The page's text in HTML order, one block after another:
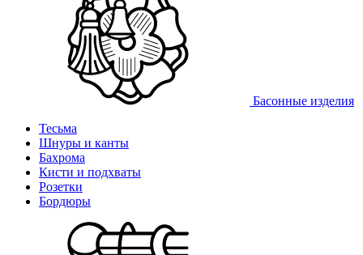
Басонные изделия
Тесьма
Шнуры и канты
Бахрома
Кисти и подхваты
Розетки
Бордюры